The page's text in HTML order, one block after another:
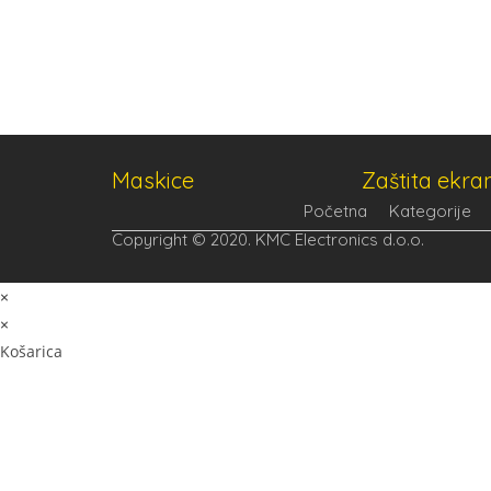
Maskice Zaštita
Početna Kategorije
Copyright © 2020. KMC Electronics d.o.o.
×
×
Košarica